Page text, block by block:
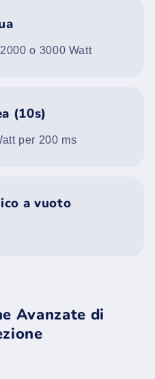
o 3000 Watt
(10s)
per 200 ms
a vuoto
Avanzate di